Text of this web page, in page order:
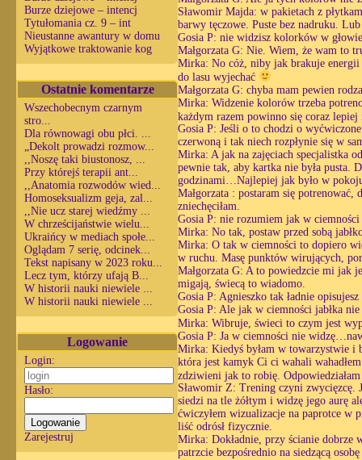
Burze dziejowe – intencj
Tytułomania cz. 9 – int
Nieustanne awantury w domu
Wyjątkowe traktowanie kog
Ostatnie komentarze
Wszechobecnym czarnym
stro...
Dla równowagi obu płci. ...
„Dekolt prowadzi rozmow...
,,Noszę taki biustonosz, ...
Przy którejś terapii ant...
,,Anatomia rozwodów wied...
Homoseksualizm geja, zal...
,,Nie ucz starej wiedźmy ...
W chrześcijaństwie wielu...
Ukraińcy w mediach społe...
Oglądam 7 serię, odcinek...
Tekst napisany w 2023 roku...
Lecz tym, którzy ufają B...
W historii nauki niewiele ...
W historii nauki niewiele ...
Logowanie
Login:
Hasło:
Zarejestruj
Sławomir Majda: w pakietach z
barwy tęczowe. Puste bez nadruku. Lub
Gosia P: nie widzisz kolorków w
Małgorzata G: Nie. Wiem, że wam to
Mirka: No cóż, niby jak brakuje
do lasu wyjechać
Małgorzata G: chyba mam pewien
Mirka: Widzenie kolorów trzeba
każdym razem powinno się coraz
Gosia P: Jeśli o to chodzi o
czerwoną i tak niech rozpłynie się w
Mirka: A jak na zajęciach specjalistka
pewnie tak, aby kartka nie była pusta.
godzinami…Najlepiej jak było w
Małgorzata : postaram się
zniechęciłam.
Gosia P: nie rozumiem jak w ciemności
Mirka: No tak, postaw przed sobą
Mirka: O tak w ciemności to dopiero
w ruchu. Masę punktów wirujących,
Małgorzata G: A to powiedzcie mi jak
migają, świecą to wiadomo.
Gosia P: Agnieszko tak ładnie
Gosia P: Ale jak w ciemności jabłka
Mirka: Wibruje, świeci to czym jest
Gosia P: Ja w ciemności nie
Mirka: Kiedyś byłam w towarzystwie i
która jest kamyk Ci ci wahali
zdziwieni jak to robię.
Sławomir Z: Trening czyni zwycięzcę.
siedzi na tle żółtym i widzę jego aurę
ćwiczyłem wizualizacje na paprotce w
liść odrósł fizycznie.
Mirka: Dokładnie, przy ścianie dobrze
patrzcie bezpośrednio na siedzącą